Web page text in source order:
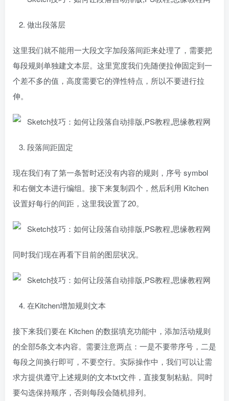
2. 做出段落层
这里我们就不能用一大段文字加段落间距来处理了，需要把
每段规则单独建文本层。这里宽度我们先随便拉伸固定到一
个差不多的值，高度需要它的弹性特点，所以不要进行拉
伸。
3. 段落间距固定
现在我们有了第一条暂时还没有内容的规则，序号 symbol
和右侧文本进行编组。接下来复制四个，然后利用 Kitchen
设置好每行的间距，这里我设置了20。
同时我们现在再看下目前的图层状况。
4. 在Kitchen增加规则文本
接下来我们要在 Kitchen 的数据填充功能中，添加活动规则
的全部5条文本内容。需要注意两点：一是不要带序号，二是
每段之间换行即可，不要空行。实际操作中，我们可以让需
求方提供遵守上述规则的文本txt文件，直接复制粘贴。同时
要勾选保持顺序，否则每段会随机排列。